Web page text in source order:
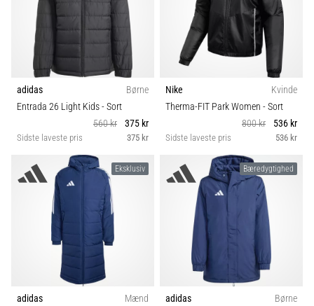
adidas
Børne
Entrada 26 Light Kids- Sort
560 kr
375 kr
Sidste laveste pris 375 kr
Nike
Kvinde
Therma-FIT Park Women - Sort
800 kr
536 kr
Sidste laveste pris 536 kr
Eksklusiv
adidas
Mænd
Bæredygtighed
adidas
Børne